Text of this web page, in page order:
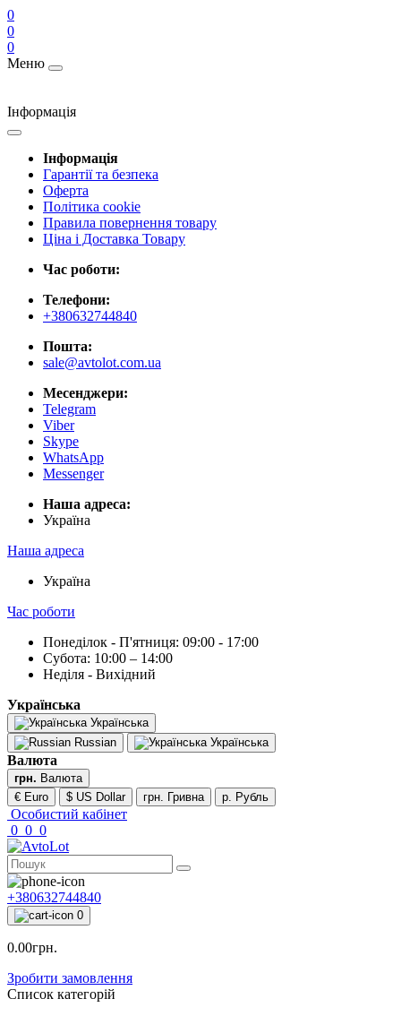
0
0
0
Меню
Інформація
Інформація
Гарантії та безпека
Оферта
Політика cookie
Правила повернення товару
Ціна і Доставка Товару
Час роботи:
Телефони:
+380632744840
Пошта:
sale@avtolot.com.ua
Месенджери:
Telegram
Viber
Skype
WhatsApp
Messenger
Наша адреса:
Українa
Наша адреса
Українa
Час роботи
Понеділок - П'ятниця: 09:00 - 17:00
Субота: 10:00 – 14:00
Неділя - Вихідний
Українська
Українська
Russian
Українська
Валюта
грн. Валюта
€ Euro
$ US Dollar грн. Гривна р. Рубль
Особистий кабінет
0 0 0
+380632744840
0
0.00грн.
Зробити замовлення
Список категорій